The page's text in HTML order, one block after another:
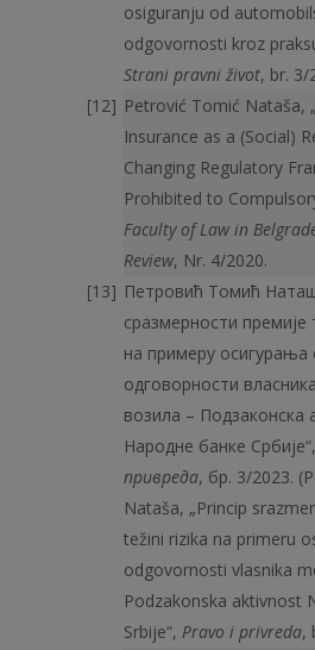
osiguranju od
odgovornosti kroz
Strani pravni život, br. 3/
Petrović Tomić Nataša,
Insurance as a (Social)
Changing Regulatory
Prohibited to
Faculty of Law in
Review, Nr. 4/2020.
Петровић Томић
сразмерности премије
на примеру осигурања
одговорности
возила – Подзаконска
Народне банке Србије“,
привреда, бр. 3/2023.
Nataša, „Princip
težini rizika na primeru
odgovornosti vlasnika
Podzakonska aktivnost
Srbije“, Pravo i privreda,